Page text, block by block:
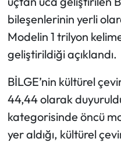
bileşenlerinin yerli
Modelin 1 trilyon
geliştirildiği açıklandı.
BİLGE’nin kültürel
44,44 olarak
kategorisinde öncü
yer aldığı, kültürel